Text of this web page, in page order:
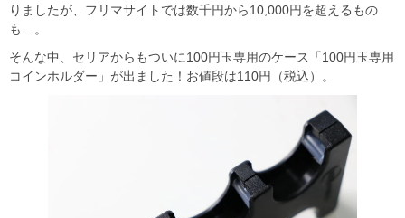
りましたが、フリマサイトでは数千円から10,000円を超えるもの
も…。
そんな中、セリアからもついに100円玉専用のケース「100円玉専用
コインホルダー」が出ました！お値段は110円（税込）。